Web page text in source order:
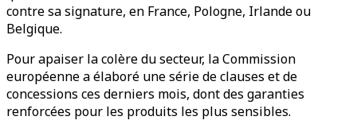
contre sa signature, en France, Pologne, Irlande ou
Belgique.
Pour apaiser la colère du secteur, la Commission
européenne a élaboré une série de clauses et de
concessions ces derniers mois, dont des garanties
renforcées pour les produits les plus sensibles.